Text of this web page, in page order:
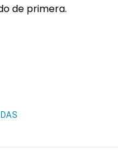
de primera.